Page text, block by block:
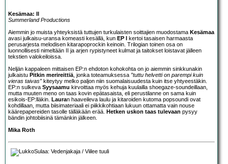
Kesämaa: II
Summerland Productions
Aiemmin jo muista yhteyksistä tuttujen turkulaisten soittajien muodostama Kesämaa
avasi julkaisu-uransa komeasti kesällä, kun EP I kertoi tasaisen harmaasta
perusarjesta melodisen kitarapoprockin keinoin. Trilogian toinen osa on
luonnollisesti nimeltään II ja arjen rypistyneet kulmat ja taitokset loistavat jälleen
tekstien valokeiloissa.
Neljän kappaleen mittaisen EP:n ehdoton kohokohta on jo aiemmin sinkkunakin
julkaistu Pitkin merireittiä , jonka toteamuksessa ”tuttu helvetti on parempi kuin
vieras taivas” kiteytyy melko paljon niin suomalaisuudesta kuin itse yhtyeestäkin.
EP:n sulkeva Syysaamu kirvoittaa myös kehuja kuulailla shoegaze-soundeillaan,
mutta muuten meno on taas kovin epätasaista, eli perustilanne on sama kuin
esikois-EP:lläkin. Lauran haaveileva laulu ja kitaroiden kutoma popsoundi ovat
kohdillaan, mutta biisimateriaali ei piikkikohtiaan lukuun ottamatta vain nouse
käärepapereiden tasolle tälläkään erää. Hetken uskon taas tulevaan pysyy
bändin johtobiisinä tämänkin jälkeen.
Mika Roth